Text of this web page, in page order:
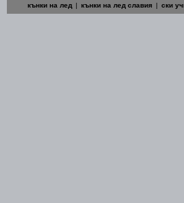
кънки на лед | кънки на лед славия | ски